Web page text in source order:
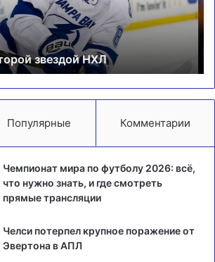
победу над Хьюстоном в НБА
Популярные Комментарии
Чемпионат мира по футболу 2026: всё,
что нужно знать, и где смотреть
прямые трансляции
Челси потерпел крупное поражение от
Эвертона в АПЛ